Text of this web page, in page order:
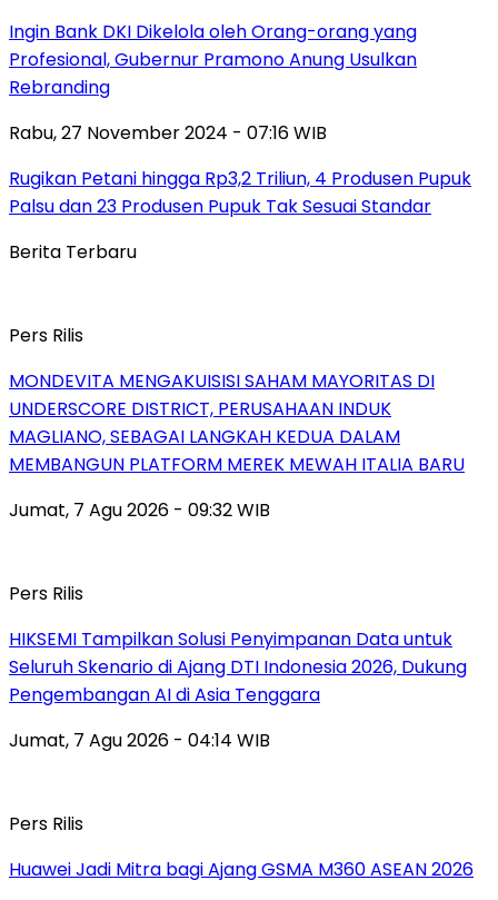
Ingin Bank DKI Dikelola oleh Orang-orang yang
Profesional, Gubernur Pramono Anung Usulkan
Rebranding
Rabu, 27 November 2024 - 07:16 WIB
Rugikan Petani hingga Rp3,2 Triliun, 4 Produsen Pupuk
Palsu dan 23 Produsen Pupuk Tak Sesuai Standar
Berita Terbaru
Pers Rilis
MONDEVITA MENGAKUISISI SAHAM MAYORITAS DI
UNDERSCORE DISTRICT, PERUSAHAAN INDUK
MAGLIANO, SEBAGAI LANGKAH KEDUA DALAM
MEMBANGUN PLATFORM MEREK MEWAH ITALIA BARU
Jumat, 7 Agu 2026 - 09:32 WIB
Pers Rilis
HIKSEMI Tampilkan Solusi Penyimpanan Data untuk
Seluruh Skenario di Ajang DTI Indonesia 2026, Dukung
Pengembangan AI di Asia Tenggara
Jumat, 7 Agu 2026 - 04:14 WIB
Pers Rilis
Huawei Jadi Mitra bagi Ajang GSMA M360 ASEAN 2026